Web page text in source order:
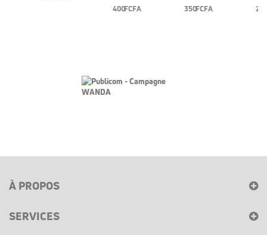
400 FCFA 350 FCFA
À PROPOS
SERVICES